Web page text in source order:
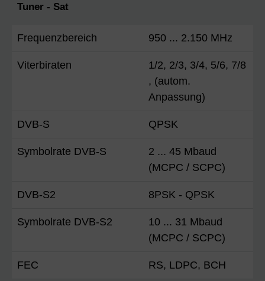
Tuner - Sat
Frequenzbereich 950 ... 2.150 MHz
Viterbiraten
1/2, 2/3, 3/4, 5/6, 7/8
, (autom.
Anpassung)
DVB-S QPSK
Symbolrate DVB-S
2 ... 45 Mbaud
(MCPC / SCPC)
DVB-S2 8PSK - QPSK
Symbolrate DVB-S2
10 ... 31 Mbaud
(MCPC / SCPC)
FEC RS, LDPC, BCH